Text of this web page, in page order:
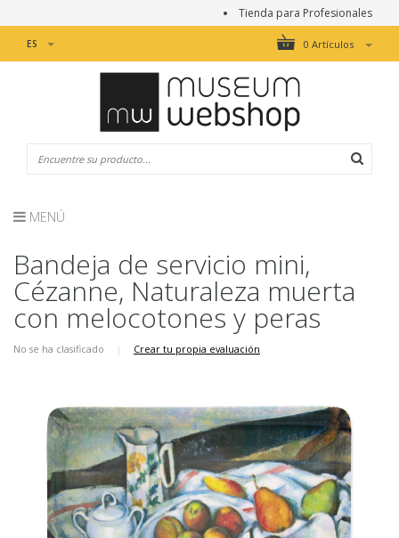
Tienda para Profesionales
0 Artículos
ES
MENÚ
Bandeja de servicio mini,
Cézanne, Naturaleza muerta
con melocotones y peras
No se ha clasificado | Crear tu propia evaluación